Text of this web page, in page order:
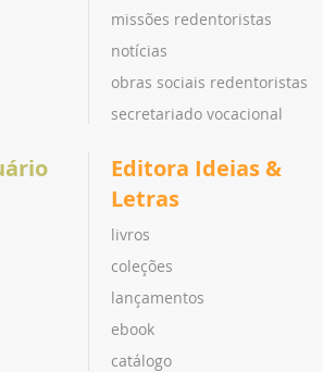
missões redentoristas
notícias
obras sociais redentoristas
secretariado vocacional
Editora Ideias &
Letras
livros
coleções
lançamentos
ebook
catálogo